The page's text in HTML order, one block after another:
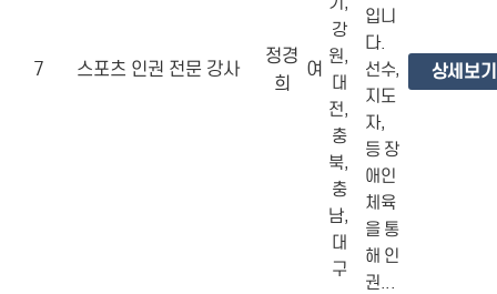
7 스포츠 인권 전문 강사
정경
희
여
강
원,
대
전,
충
북,
충
남,
대
구
입니
다.
선수,
지도
자,
등 장
애인
체육
을 통
해 인
권...
상세보기